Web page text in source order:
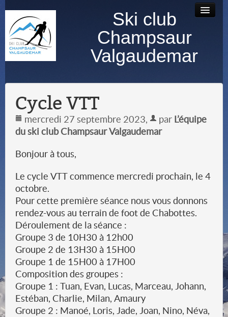
Ski club
Champsaur
Valgaudemar
Accueil Contact
photos
Cycle VTT
mercredi 27 septembre 2023, par L’équipe
du ski club Champsaur Valgaudemar
Bonjour à tous,
Le cycle VTT commence mercredi prochain, le 4
octobre.
Pour cette première séance nous vous donnons
rendez-vous au terrain de foot de Chabottes.
Déroulement de la séance :
Groupe 3 de 10H30 à 12h00
Groupe 2 de 13H30 à 15H00
Groupe 1 de 15H00 à 17H00
Composition des groupes :
Groupe 1 : Tuan, Evan, Lucas, Marceau, Johann,
Estéban, Charlie, Milan, Amaury
Groupe 2 : Manoé, Loris, Jade, Joan, Nino, Néva,